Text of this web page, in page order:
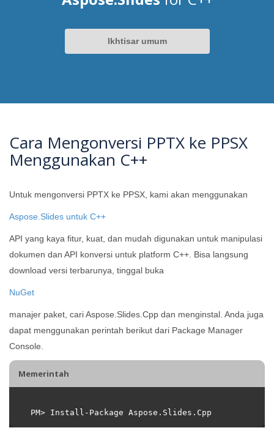
Ikhtisar umum
Cara Mengonversi PPTX ke PPSX
Menggunakan C++
Untuk mengonversi PPTX ke PPSX, kami akan menggunakan
Aspose.Slides untuk C++
API yang kaya fitur, kuat, dan mudah digunakan untuk manipulasi
dokumen dan API konversi untuk platform C++. Bisa langsung
download versi terbarunya, tinggal buka
NuGet
manajer paket, cari Aspose.Slides.Cpp dan menginstal. Anda juga
dapat menggunakan perintah berikut dari Package Manager
Console.
Memerintah